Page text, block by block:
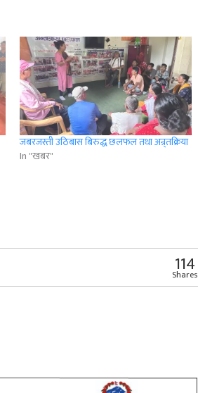
जबरजस्ती उठिबास बिरुद्ध छलफल तथा अन्र्तक्रिया
In "खबर"
114
Shares